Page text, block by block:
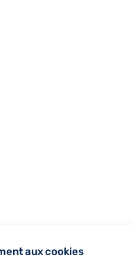
aux cookies